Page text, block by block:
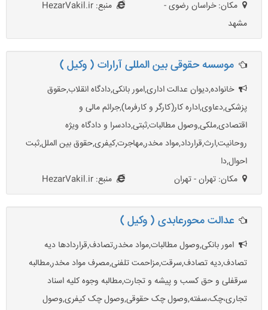
مکان: خراسان رضوی -
مشهد
منبع: HezarVakil.ir
موسسه حقوقی بین المللی آرارات ( وکیل )
خانواده,دیوان عدالت اداری,امور بانکی,دادگاه انقلاب,حقوق
پزشکی,دعاوی,اداره کار(کارگر و کارفرما),جرائم مالی و
اقتصادی,ملکی,وصول مطالبات,ثبتی,دادسرا و دادگاه ویژه
روحانیت,ارث,قرارداد,مواد مخدر,مهاجرت,کیفری,حقوق بین الملل,ثبت
احوال,دا
مکان: تهران - تهران
منبع: HezarVakil.ir
عدالت محورعابدی ( وکیل )
امور بانکی,وصول مطالبات,مواد مخدر,تصادف,قراردادها دیه
تصادف,دیه تصادف,سرقت,مزاحمت تلفنی,مصرف مواد مخدر,مطالبه
سرقفلی و حق کسب و پیشه و تجارت,مطالبه وجوه کلیه اسناد
تجاری،چک،سفته,وصول چک حقوقی,وصول چک کیفری,وصول